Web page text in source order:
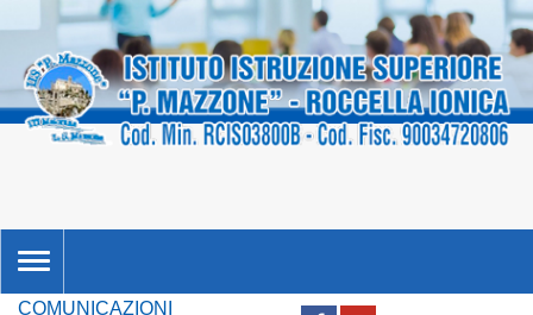
TOGGLE
NAVIGATION
COMUNICAZIONI